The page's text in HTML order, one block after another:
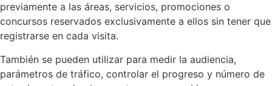
previamente a las áreas, servicios, promociones o
concursos reservados exclusivamente a ellos sin tener que
registrarse en cada visita.
También se pueden utilizar para medir la audiencia,
parámetros de tráfico, controlar el progreso y número de